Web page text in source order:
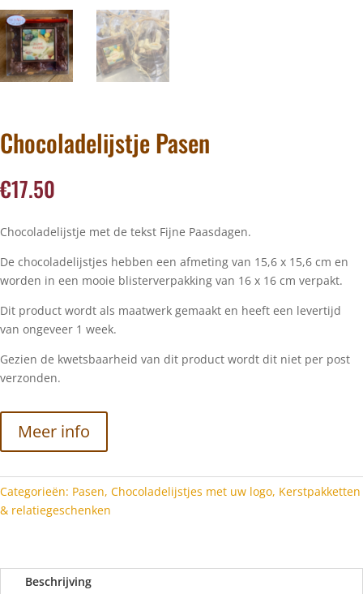
Chocoladelijstje Pasen
€17.50
Chocoladelijstje met de tekst Fijne Paasdagen.
De chocoladelijstjes hebben een afmeting van 15,6 x 15,6 cm en
worden in een mooie blisterverpakking van 16 x 16 cm verpakt.
Dit product wordt als maatwerk gemaakt en heeft een levertijd
van ongeveer 1 week.
Gezien de kwetsbaarheid van dit product wordt dit niet per post
verzonden.
Meer info
Categorieën: Pasen, Chocoladelijstjes met uw logo, Kerstpakketten
& relatiegeschenken
Beschrijving